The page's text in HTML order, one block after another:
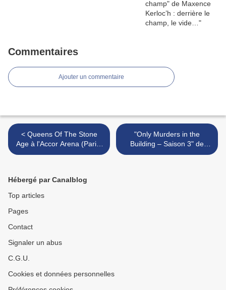
Commentaires
Ajouter un commentaire
< Queens Of The Stone
Age à l'Accor Arena (Paris)
le 7 novembre
"Only Murders in the
Building – Saison 3" de
John Hoffman et Steve
Hébergé par Canalblog
Top articles
Pages
Contact
Signaler un abus
C.G.U.
Cookies et données personnelles